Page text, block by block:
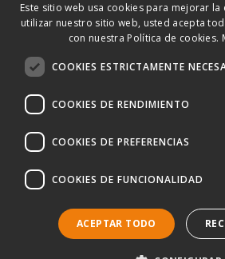
Política de privacidad·Aviso legal·Política de
Este sitio web usa cookies para mejorar
utilizar nuestro sitio web, usted acepta
con nuestra Política de cookies.
COOKIES ESTRICTAMENTE
COOKIES DE RENDIMIENTO
COOKIES DE PREFERENCIAS
COOKIES DE FUNCIONALIDAD
ACEPTAR TODO